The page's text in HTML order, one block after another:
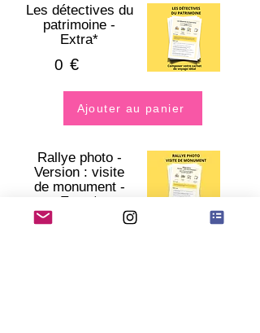
Les détectives du
patrimoine -
Extra*
0 €
Ajouter au panier
Rallye photo -
Version : visite
de monument -
Extra*